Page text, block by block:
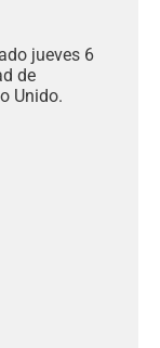
jueves 6
de
Unido.